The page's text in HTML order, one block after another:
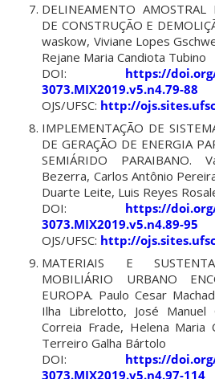
DELINEAMENTO AMOSTRAL
DE CONSTRUÇÃO E
waskow, Viviane Lopes
Rejane Maria Candiota Tubino
DOI: https://
3073.MIX2019.v5.n4.79-88
OJS/UFSC: http://
IMPLEMENTAÇÃO DE
DE GERAÇÃO DE ENERGIA
SEMIÁRIDO PARAIBANO.
Bezerra, Carlos Antônio
Duarte Leite, Luis Reyes
DOI: https://
3073.MIX2019.v5.n4.89-95
OJS/UFSC: http://
MATERIAIS E
MOBILIÁRIO URBANO
EUROPA. Paulo Cesar
Ilha Librelotto, José Manuel
Correia Frade, Helena Maria
Terreiro Galha Bártolo
DOI: https://
3073.MIX2019.v5.n4.97-114